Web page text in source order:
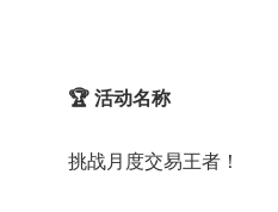
🏆 活动名称
挑战月度交易王者！